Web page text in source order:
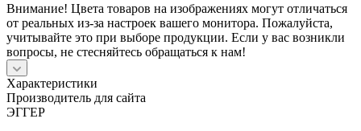
Внимание! Цвета товаров на изображениях могут отличаться
от реальных из-за настроек вашего монитора. Пожалуйста,
учитывайте это при выборе продукции. Если у вас возникли
вопросы, не стесняйтесь обращаться к нам!
Характеристики
Производитель для сайта
ЭГГЕР